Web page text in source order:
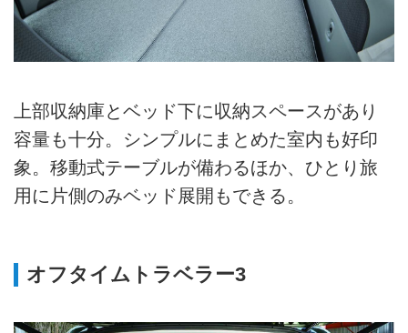
上部収納庫とベッド下に収納スペースがあり
容量も十分。シンプルにまとめた室内も好印
象。移動式テーブルが備わるほか、ひとり旅
用に片側のみベッド展開もできる。
オフタイムトラベラー3